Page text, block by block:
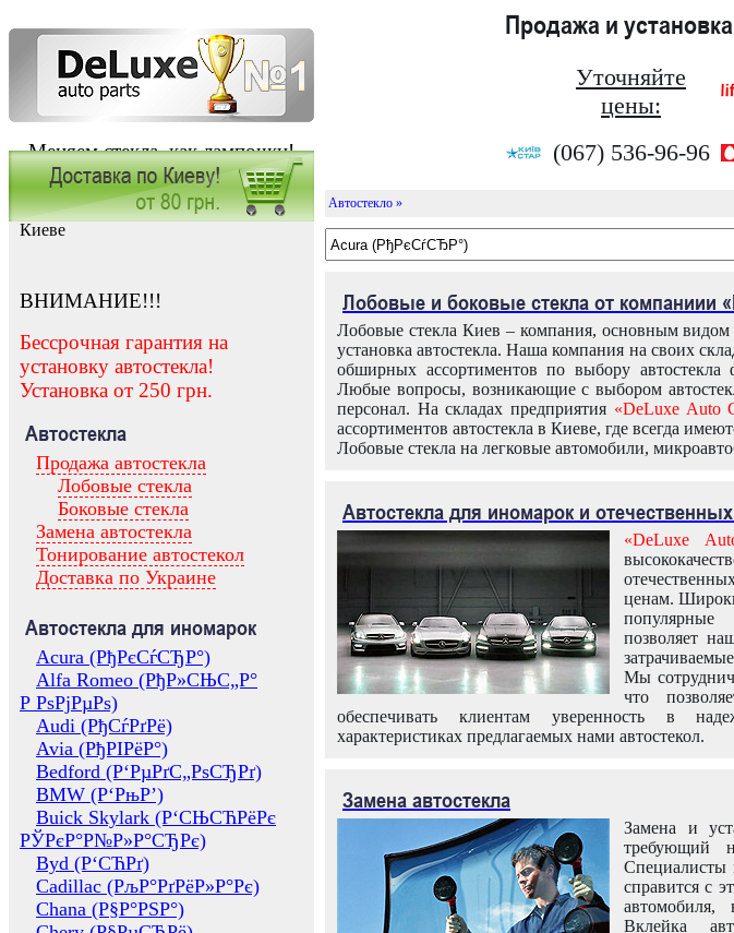
Меняем стекла, как лампочки!
Продажа и
Уточняйте
цены:
(067) 536-96-96
Заказать установку автостекла в
Киеве
ВНИМАНИЕ!!!
Бессрочная гарантия на
установку автостекла!
Установка от 250 грн.
Автостекла
Продажа автостекла
Лобовые стекла
Боковые стекла
Замена автостекла
Тонирование автостекол
Доставка по Украине
Автостекла для иномарок
Acura (РђРєСѓСЂР°)
Alfa Romeo (РђР»СЊС„Р°
Р РѕРјРµРѕ)
Audi (РђСѓРґРё)
Avia (РђРІРёР°)
Bedford (Р‘РµРґС„РѕСЂРґ)
BMW (Р‘РњР’)
Buick Skylark (Р‘СЊСЋРёРє
РЎРєР°Р№Р»Р°СЂРє)
Byd (Р‘СЋРґ)
Cadillac (РљР°РґРёР»Р°Рє)
Chana (Р§Р°РЅР°)
Автостекло »
Лобовые и боковые стекла от компаниии
Лобовые стекла Киев – компания, основным видом
установка автостекла. Наша компания на своих
обширных ассортиментов по выбору автостекла
Любые вопросы, возникающие с выбором
персонал. На складах предприятия «DeLuxe Auto
ассортиментов автостекла в Киеве, где всегда
Лобовые стекла на легковые автомобили,
Автостекла для иномарок и
«DeLuxe
ценам.
позволяет
Мы
что
обеспечивать клиентам уверенность в
характеристиках предлагаемых нами автостекол.
Замена автостекла
Замена и
требующий
Специалисты
справится с
автомобиля,
Вклейка